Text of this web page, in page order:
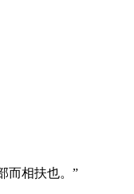
而相扶也。”